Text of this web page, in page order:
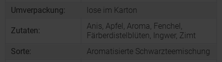
Umverpackung:
lose im Karton
Zutaten:
Anis, Apfel, Aroma, Fenchel,
Färberdistelblüten, Ingwer, Zimt
Sorte:
Aromatisierte Schwarzteemischung